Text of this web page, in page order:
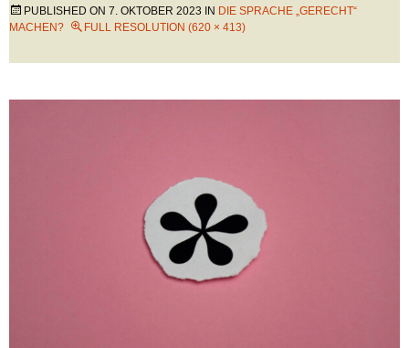
PUBLISHED ON 7. OKTOBER 2023 IN DIE SPRACHE „GERECHT“
MACHEN?
FULL RESOLUTION (620 × 413)